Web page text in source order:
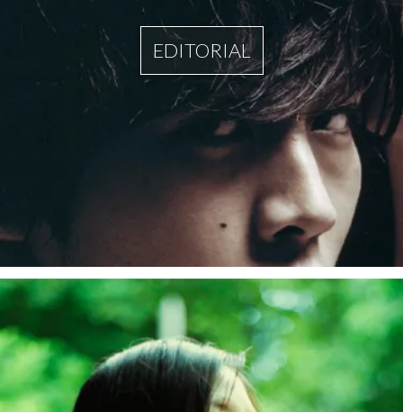
EDITORIAL